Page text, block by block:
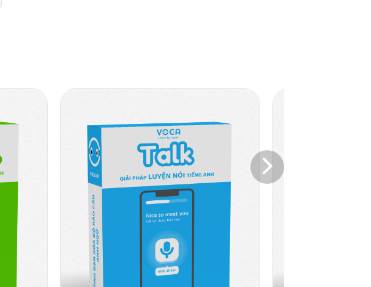
gồm 200 từ vựng tiếng
Anh quan trọng nhất dành cho
lưỡng từ giáo trình tiếng
5 Global Success của NXB
dục - Đào tạo theo
trình mới nhất.
ENGLISH FOR GLOBAL
ENGLISH FOR GLOBAL
SUCCESS GRADE 8
ENGLISH FOR GLOBAL
SUCCESS GRADE 8
ENGLISH FOR GLOBAL
SUCCESS GRADE 9
ENGLISH FOR GLOBAL
SUCCESS GRADE 9
tối đa.